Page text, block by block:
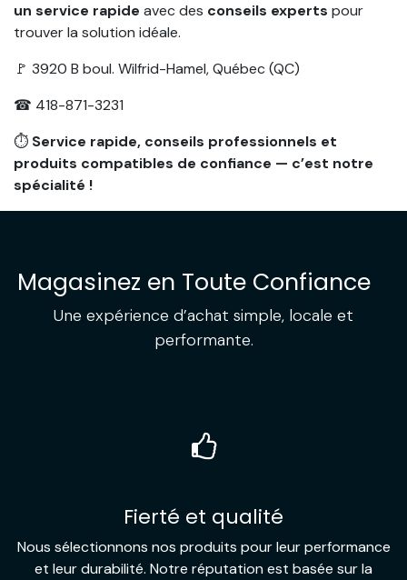
un service rapide avec des conseils experts pour
trouver la solution idéale.
🚩 3920 B boul. Wilfrid-Hamel, Québec (QC)
☎ 418-871-3231
⏱ Service rapide, conseils professionnels et
produits compatibles de confiance — c’est notre
spécialité !
Magasinez en Toute Confiance
Une expérience d’achat simple, locale et
performante.
Fierté et qualité
Nous sélectionnons nos produits pour leur performance
et leur durabilité. Notre réputation est basée sur la